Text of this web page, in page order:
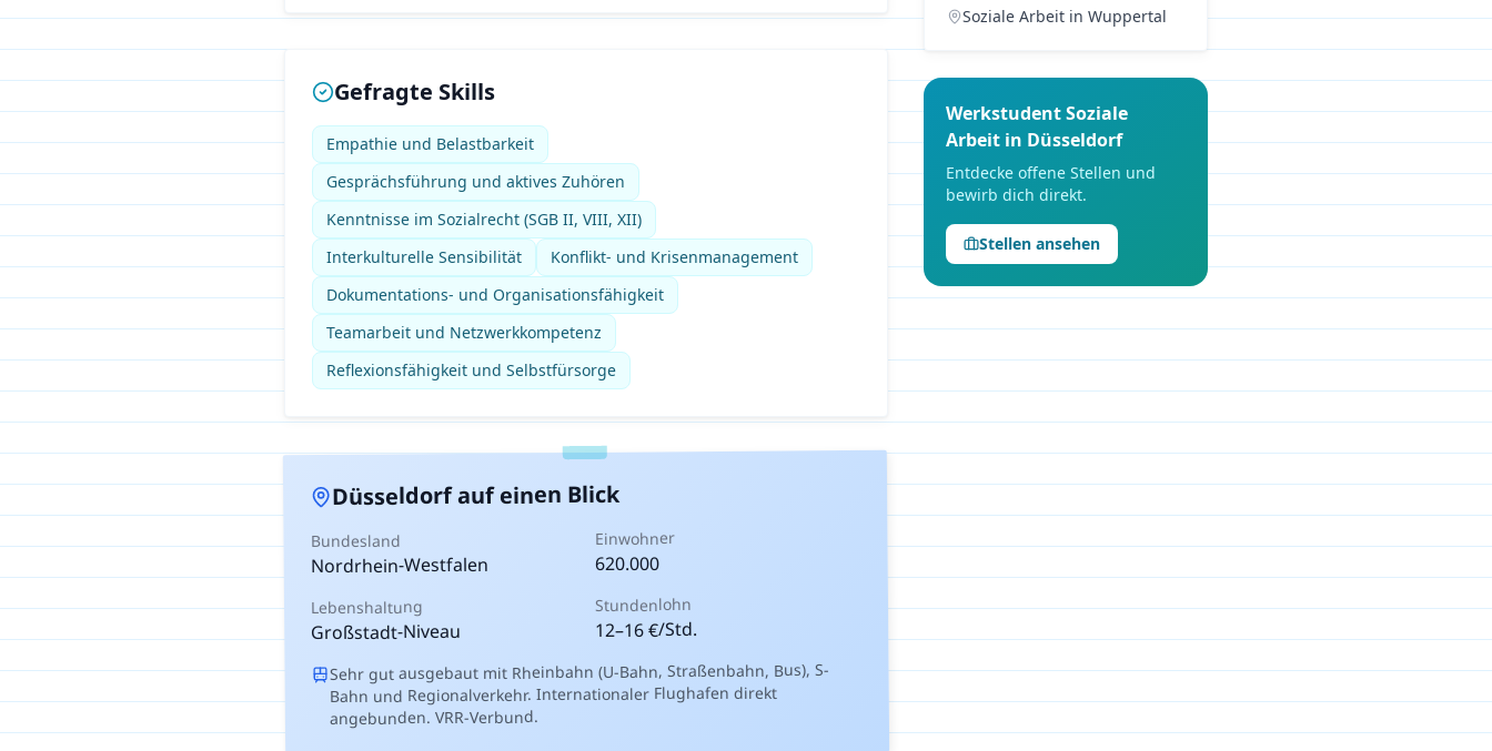
Gefragte Skills
Empathie und Belastbarkeit
Gesprächsführung und aktives Zuhören
Kenntnisse im Sozialrecht (SGB II, VIII, XII)
Interkulturelle Sensibilität
Konflikt- und Krisenmanagement
Dokumentations- und Organisationsfähigkeit
Teamarbeit und Netzwerkkompetenz
Reflexionsfähigkeit und Selbstfürsorge
Düsseldorfauf einen Blick
Bundesland
Nordrhein-Westfalen
Einwohner
620.000
Lebenshaltung
Großstadt-Niveau
Stundenlohn
12–16€/Std.
Sehr gut ausgebaut mit Rheinbahn (U-Bahn, Straßenbahn, Bus), S-
Bahn und Regionalverkehr. Internationaler Flughafen direkt
angebunden. VRR-Verbund.
Soziale Arbeit in Wuppertal
WerkstudentSoziale
Arbeit in Düsseldorf
Entdecke offene Stellen und
bewirb dich direkt.
Stellen ansehen